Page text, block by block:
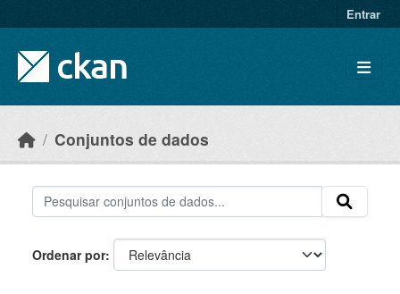
Entrar
Conjuntos de dados
Ordenar por